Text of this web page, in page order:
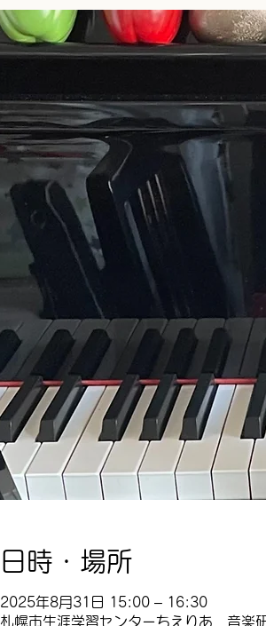
日時・場所
2025年8月31日 15:00 – 16:30
札幌市生涯学習センターちえりあ 音楽